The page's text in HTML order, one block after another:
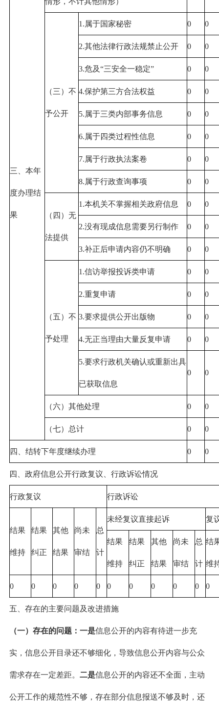
三、本年
度办理结
果
（三）不
予公开
1.属于国家秘密 0 0
2.其他法律行政法规禁止公开 0 0
3.危及“三安全一稳定” 0 0
4.保护第三方合法权益 0 0
5.属于三类内部事务信息 0 0
6.属于四类过程性信息 0 0
7.属于行政执法案卷 0 0
8.属于行政查询事项 0 0
（四）无
法提供
1.本机关不掌握相关政府信息 0 0
2.没有现成信息需要另行制作 0 0
3.补正后申请内容仍不明确 0 0
（五）不
予处理
1.信访举报投诉类申请 0 0
2.重复申请 0 0
3.要求提供公开出版物 0 0
4.无正当理由大量反复申请 0 0
5.要求行政机关确认或重新出具
已获取信息
0 0
（六）其他处理 0 0
（七）总计 0 0
四、结转下年度继续办理 0 0
四、政府信息公开行政复议、行政诉讼情况
行政复议 行政诉讼
结果
维持
结果
纠正
其他
结果
尚未
审结
总
计
未经复议直接起诉 复
结果
维持
结果
纠正
其他
结果
尚未
审结
总
计
结
维
0 0 0 0 0 0 0 0 0 0 0
五、存在的主要问题及改进措施
（一）存在的问题： 一是信息公开的内容有待进一步充
实，信息公开目录还不够细化，导致信息公开内容与公众
需求存在一定差距。 二是信息公开的内容还不全面，主动
公开工作的规范性不够，存在部分信息报送不够及时，还